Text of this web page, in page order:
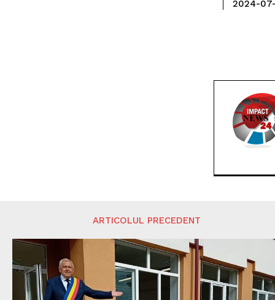
2024-
ARTICOLUL PRECEDENT